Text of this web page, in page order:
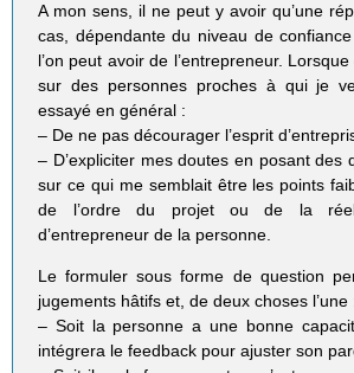
A mon sens, il ne peut y avoir qu’une
cas, dépendante du niveau de
l’on peut avoir de l’entrepreneur.
sur des personnes proches à qui je
essayé en général :
– De ne pas décourager l’esprit
– D’expliciter mes doutes en posant des
sur ce qui me semblait être les points
de l’ordre du projet ou de la
d’entrepreneur de la personne.
Le formuler sous forme de question
jugements hâtifs et, de deux choses l’une
– Soit la personne a une bonne
intégrera le feedback pour ajuster son